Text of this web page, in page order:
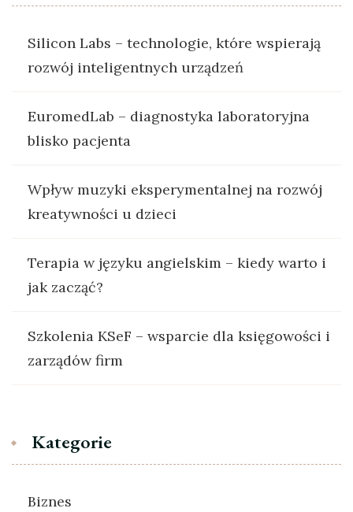
Silicon Labs – technologie, które wspierają
rozwój inteligentnych urządzeń
EuromedLab – diagnostyka laboratoryjna
blisko pacjenta
Wpływ muzyki eksperymentalnej na rozwój
kreatywności u dzieci
Terapia w języku angielskim – kiedy warto i
jak zacząć?
Szkolenia KSeF – wsparcie dla księgowości i
zarządów firm
Kategorie
Biznes